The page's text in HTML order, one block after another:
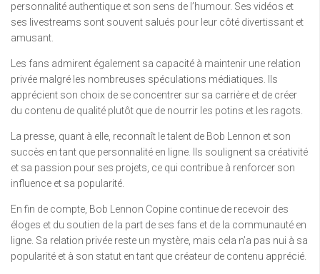
personnalité authentique et son sens de l’humour. Ses vidéos et
ses livestreams sont souvent salués pour leur côté divertissant et
amusant.
Les fans admirent également sa capacité à maintenir une relation
privée malgré les nombreuses spéculations médiatiques. Ils
apprécient son choix de se concentrer sur sa carrière et de créer
du contenu de qualité plutôt que de nourrir les potins et les ragots.
La presse, quant à elle, reconnaît le talent de Bob Lennon et son
succès en tant que personnalité en ligne. Ils soulignent sa créativité
et sa passion pour ses projets, ce qui contribue à renforcer son
influence et sa popularité.
En fin de compte, Bob Lennon Copine continue de recevoir des
éloges et du soutien de la part de ses fans et de la communauté en
ligne. Sa relation privée reste un mystère, mais cela n’a pas nui à sa
popularité et à son statut en tant que créateur de contenu apprécié.